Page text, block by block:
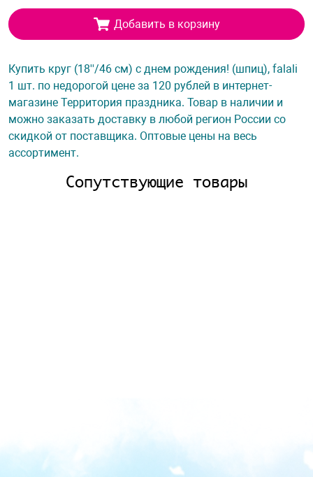
Добавить в корзину
Купить круг (18''/46 см) с днем рождения! (шпиц), falali
1 шт. по недорогой цене за 120 рублей в интернет-
магазине Территория праздника. Товар в наличии и
можно заказать доставку в любой регион России со
скидкой от поставщика. Оптовые цены на весь
ассортимент.
Сопутствующие товары